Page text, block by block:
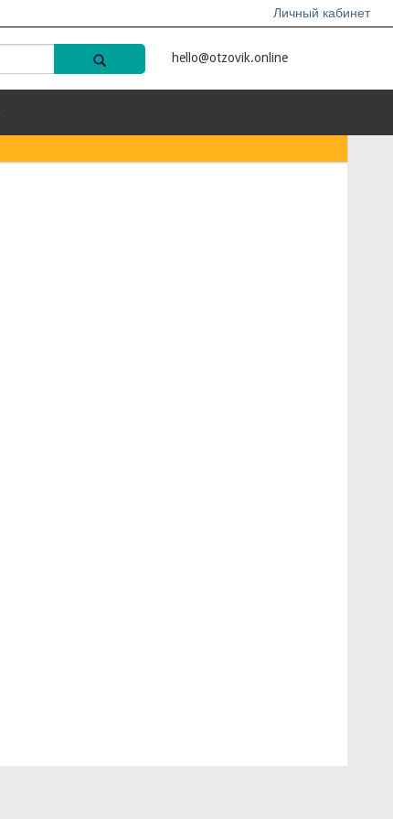
Личный кабинет
hello@otzovik.online